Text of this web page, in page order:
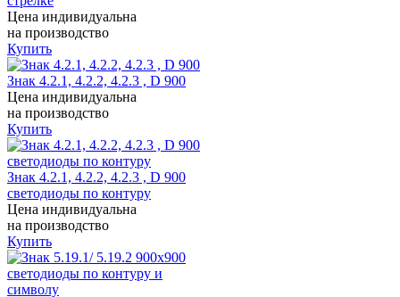
Цена индивидуальна
на производство
Купить
Знак 4.2.1, 4.2.2, 4.2.3 , D 900
Цена индивидуальна
на производство
Купить
Знак 4.2.1, 4.2.2, 4.2.3 , D 900
светодиоды по контуру
Цена индивидуальна
на производство
Купить